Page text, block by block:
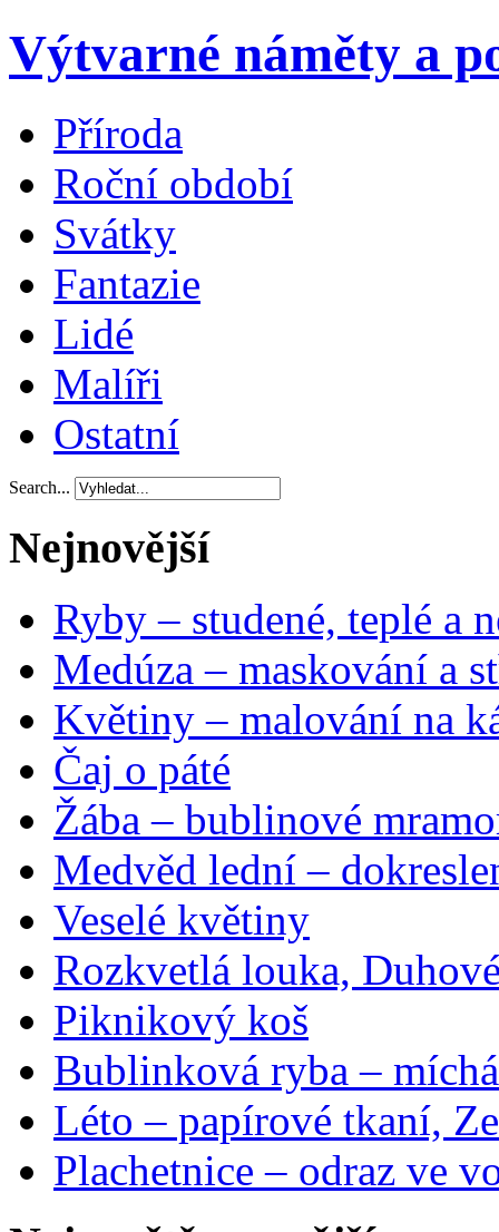
Výtvarné náměty a
Příroda
Roční období
Svátky
Fantazie
Lidé
Malíři
Ostatní
Search...
Nejnovější
Ryby – studené, teplé a
Medúza – maskování a
Květiny – malování na
Čaj o páté
Žába – bublinové
Medvěd lední –
Veselé květiny
Rozkvetlá louka,
Piknikový koš
Bublinková ryba –
Léto – papírové tkaní,
Plachetnice – odraz ve